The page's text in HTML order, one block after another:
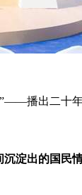
播出二十
淀出的国民情